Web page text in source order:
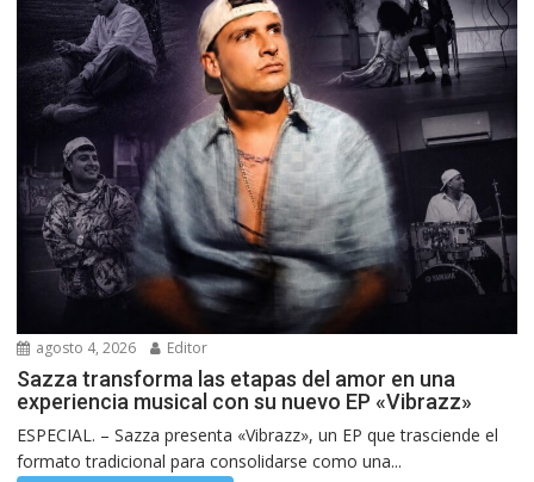
agosto 4, 2026 Editor
Sazza transforma las etapas del amor en una
experiencia musical con su nuevo EP «Vibrazz»
ESPECIAL. – Sazza presenta «Vibrazz», un EP que trasciende el
formato tradicional para consolidarse como una...